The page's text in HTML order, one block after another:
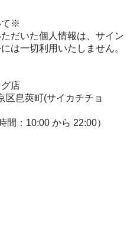
て※
だいた個人情報は、サイン
は一切利用いたしません。
店
区皀莢町(サイカチチョ
：10:00 から 22:00）